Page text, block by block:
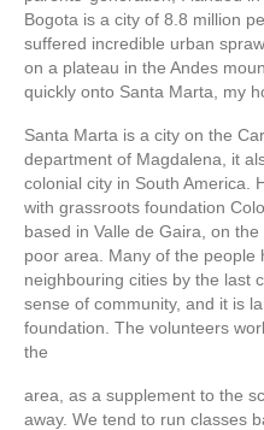
Bogota is a city of 8.8 million
suffered incredible urban
on a plateau in the Andes
quickly onto Santa Marta, my
Santa Marta is a city on the
department of Magdalena, it
colonial city in South America.
with grassroots foundation
based in Valle de Gaira, on
poor area. Many of the people
neighbouring cities by the last
sense of community, and it is
foundation. The volunteers
the
area, as a supplement to the
away. We tend to run classes